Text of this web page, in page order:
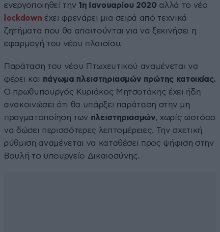
ενεργοποιηθεί την 1η Ιανουαρίου 2020 αλλά το νέο
lockdown έχει φρενάρει μια σειρά από τεχνικά
ζητήματα που θα απαιτούνται για να ξεκινήσει η
εφαρμογή του νέου πλαισίου.
Παράταση του νέου Πτωχευτικού αναμένεται να
φέρει και πάγωμα πλειστηριασμών πρώτης κατοικίας.
Ο πρωθυπουργός Κυριάκος Μητσοτάκης έχει ήδη
ανακοινώσει ότι θα υπάρξει παράταση στην μη
πραγματοποίηση των πλειστηριασμών, χωρίς ωστόσο
να δώσει περισσότερες λεπτομέρειες. Την σχετική
ρύθμιση αναμένεται να καταθέσει προς ψήφιση στην
Βουλή το υπουργείο Δικαιοσύνης.